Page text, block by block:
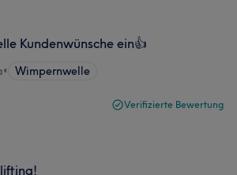
Kundenwünsche ein👍
• Wimpernwelle
Verifizierte Bewertung